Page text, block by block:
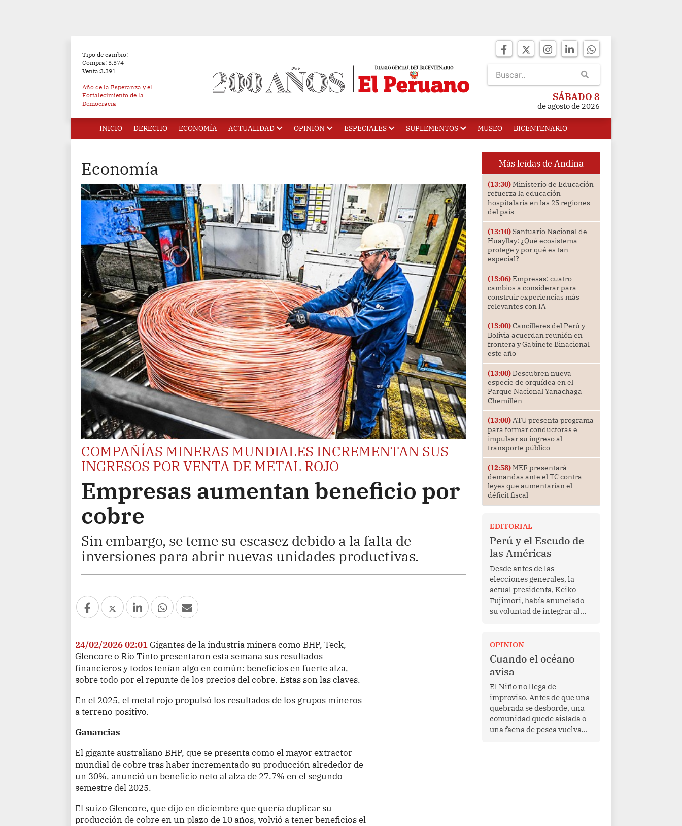
Tipo de cambio:
Compra: 3.374
Venta:3.391
Año de la Esperanza y el
Fortalecimiento de la
Democracia
SÁBADO 8
de agosto de 2026
INICIO DERECHO ECONOMÍA ACTUALIDAD OPINIÓN ESPECIALES SUPLEMENTOS MUSEO BICENTENARIO
Economía
COMPAÑÍAS MINERAS MUNDIALES INCREMENTAN SUS
INGRESOS POR VENTA DE METAL ROJO
Empresas aumentan beneficio por
cobre
Sin embargo, se teme su escasez debido a la falta de
inversiones para abrir nuevas unidades productivas.
24/02/2026 02:01Gigantes de la industria minera como BHP, Teck,
Glencore o Rio Tinto presentaron esta semana sus resultados
financieros y todos tenían algo en común: beneficios en fuerte alza,
sobre todo por el repunte de los precios del cobre. Estas son las claves.
En el 2025, el metal rojo propulsó los resultados de los grupos mineros
a terreno positivo.
Ganancias
El gigante australiano BHP, que se presenta como el mayor extractor
mundial de cobre tras haber incrementado su producción alrededor de
un 30%, anunció un beneficio neto al alza de 27.7% en el segundo
semestre del 2025.
El suizo Glencore, que dijo en diciembre que quería duplicar su
producción de cobre en un plazo de 10 años, volvió a tener beneficios el
Más leídas de Andina
(13:30)Ministerio de Educación
refuerza la educación
hospitalaria en las 25 regiones
del país
(13:10)Santuario Nacional de
Huayllay: ¿Qué ecosistema
protege y por qué es tan
especial?
(13:06)Empresas: cuatro
cambios a considerar para
construir experiencias más
relevantes con IA
(13:00)Cancilleres del Perú y
Bolivia acuerdan reunión en
frontera y Gabinete Binacional
este año
(13:00)Descubren nueva
especie de orquídea en el
Parque Nacional Yanachaga
Chemillén
(13:00)ATU presenta programa
para formar conductoras e
impulsar su ingreso al
transporte público
(12:58)MEF presentará
demandas ante el TC contra
leyes que aumentarían el
déficit fiscal
EDITORIAL
Perú y el Escudo de
las Américas
Desde antes de las
elecciones generales, la
actual presidenta, Keiko
Fujimori, había anunciado
su voluntad de integrar al
en marzo de este año por el
mandatario estadounidense
Donald Trump, con el fin de
enfrentar al crimen
transnacional organizado y
al tráfico de drogas.
OPINION
Cuando el océano
avisa
El Niño no llega de
improviso. Antes de que una
quebrada se desborde, una
comunidad quede aislada o
una faena de pesca vuelva